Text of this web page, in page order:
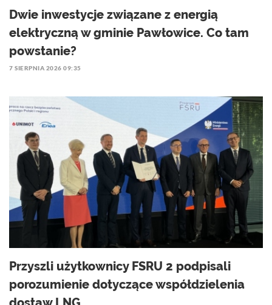
Dwie inwestycje związane z energią
elektryczną w gminie Pawłowice. Co tam
powstanie?
7 SIERPNIA 2026 09:35
Przyszli użytkownicy FSRU 2 podpisali
porozumienie dotyczące współdzielenia